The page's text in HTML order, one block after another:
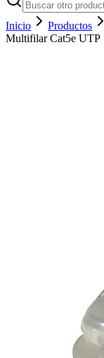
Inicio Productos
Multifilar Cat5e UTP